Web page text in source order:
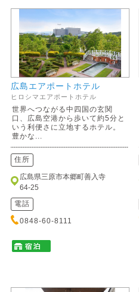
広島エアポートホテル
ヒロシマエアポートホテル
世界へつながる中四国の玄関
口、広島空港から歩いて約5分と
いう利便さに立地するホテル。
豊かな...
住所
広島県三原市本郷町善入寺
64-25
電話
0848-60-8111